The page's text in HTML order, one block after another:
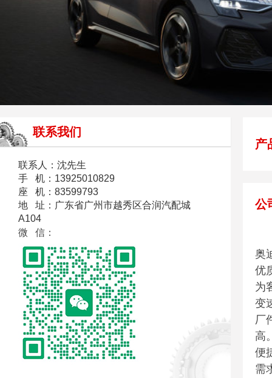
联系我们
联系人：沈先生
手 机：13925010829
座 机：83599793
地 址：广东省广州市越秀区合润汽配城
A104
微 信：
产
公
奥
优
为
变
厂
高
便
需